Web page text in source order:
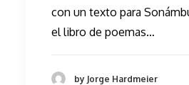
con un texto para
el libro de poemas…
by Jorge Hardmeier